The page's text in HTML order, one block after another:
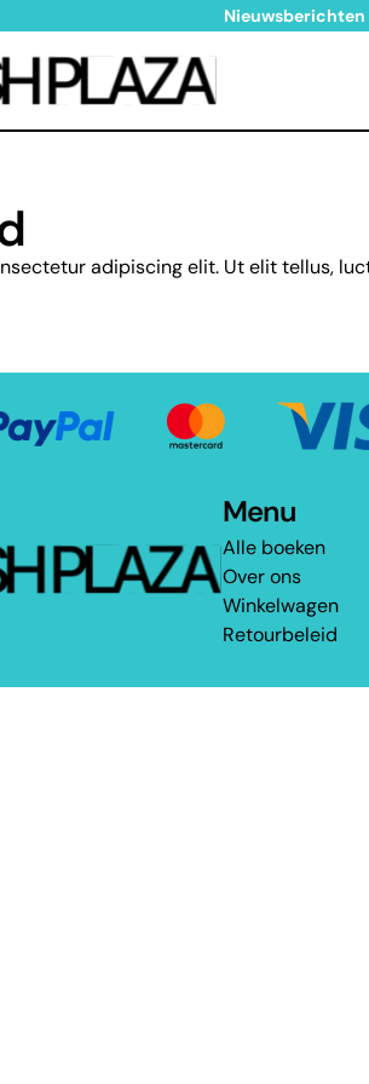
Nieuwsberichten
adipiscing elit. Ut elit tellus,
Menu
Alle boeken
Over ons
Winkelwagen
Retourbeleid